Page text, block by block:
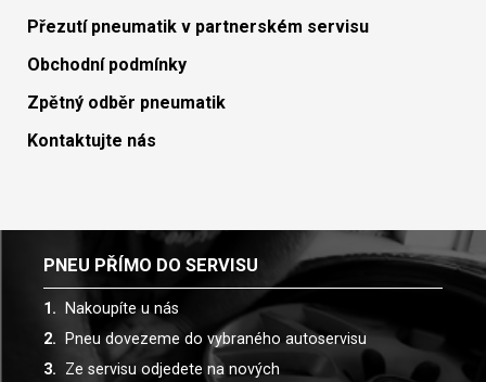
Přezutí pneumatik v partnerském servisu
Obchodní podmínky
Zpětný odběr pneumatik
Kontaktujte nás
PNEU PŘÍMO DO SERVISU
Nakoupíte u nás
Pneu dovezeme do vybraného autoservisu
Ze servisu odjedete na nových